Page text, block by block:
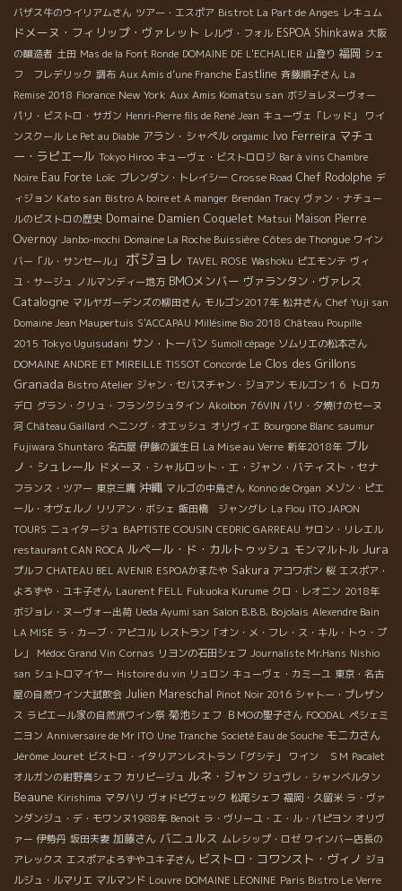
バザス牛のウイリアムさん ツアー・エスポア Bistrot La Part de Anges レキュム
ドメーヌ・フィリップ・ヴァレット レルヴ・フォル ESPOA Shinkawa 大阪
の醸造者 土田 Mas de la Font Ronde DOMAINE DE L'ECHALIER 山登り 福岡 シェ
フ フレデリック 調布 Aux Amis d’une Franche Eastline 斉藤順子さん La
Remise 2018 Florance New York Aux Amis Komatsu san ボジョレヌーヴォー
パリ・ビストロ・サガン Henri-Pierre fils de René Jean キューヴェ「レッド」
ワイ
ンスクール Le Pet au Diable アラン・シャペル orgamic Ivo Ferreira マチュ
ー・ラピエール Tokyo Hiroo キューヴェ・ビストロロジ Bar à vins Chambre
Noire Eau Forte Loïc ブレンダン・トレイシー Crosse Road Chef Rodolphe デ
ィジョン Kato san Bistro A boire et A manger Brendan Tracy ヴァン・ナチュー
ルのビストロの歴史 Domaine Damien Coquelet Matsui Maison Pierre
Overnoy Janbo-mochi Domaine La Roche Buissière Côtes de Thongue ワイン
バー「ル・サンセール」
ボジョレ TAVEL ROSE Washoku ピエモンテ ヴィ
ユ・サージュ ノルマンディー地方 BMOメンバー ヴァランタン・ヴァレス
Catalogne マルヤガーデンズの柳田さん モルゴン2017年 松井さん Chef Yuji san
Domaine Jean Maupertuis S'ACCAPAU Millésime Bio 2018 Château Poupille
2015 Tokyo Uguisudani サン・トーバン Sumoll cépage ソムリエの松本さん
DOMAINE ANDRE ET MIREILLE TISSOT Concorde Le Clos des Grillons
Granada Bistro Atelier ジャン・セバスチャン・ジョアン モルゴン１６ トロカ
デロ グラン・クリュ・フランクシュタイン Akoibon 76VIN パリ・夕焼けのセーヌ
河 Château Gaillard へニング・オエッシュ オリヴィエ Bourgone Blanc saumur
Fujiwara Shuntaro 名古屋 伊藤の誕生日 La Mise au Verre 新年2018年 ブル
ノ・シュレール ドメーヌ・シャルロット・エ・ジャン・バティスト・セナ
フランス・ツアー 東京三鷹 沖縄 マルゴの中島さん Konno de Organ メゾン・ピエ
ール・オヴェルノ リリアン・ボシェ 飯田橋 ジャングレ La Flou ITO JAPON
TOURS ニュイタージュ BAPTISTE COUSIN CEDRIC GARREAU サロン・リレエル
restaurant CAN ROCA ルペール・ド・カルトゥッシュ モンマルトル Jura
プルフ CHATEAU BEL AVENIR ESPOAかまたや Sakura アコワボン 桜 エスポア・
よろずや・ユキ子さん Laurent FELL Fukuoka Kurume クロ・レオニン 2018年
ボジョレ・ヌーヴォー出荷 Ueda Ayumi san Salon B.B.B. Bojolais Alexendre Bain
LA MISE ラ・カーブ・アピコル レストラン「オン・メ・フレ・ス・キル・トゥ・プ
レ」
Médoc Grand Vin Cornas リヨンの石田シェフ Journaliste Mr.Hans Nishio
san シュトロマイヤー Histoire du vin リュロン キューヴェ・カミーユ 東京・名古
屋の自然ワイン大試飲会 Julien Mareschal Pinot Noir 2016 シャトー・プレザン
ス ラピエール家の自然派ワイン祭 菊池シェフ ＢＭОの聖子さん FOODAL ペシェミ
ニヨン Anniversaire de Mr ITO Une Tranche Societé Eau de Souche モニカさん
Jérôme Jouret ビストロ・イタリアンレストラン「グシテ」 ワイン ＳＭ Pacalet
オルガンの紺野真シェフ カリピージュ ルネ・ジャン ジュヴレ・シャンべルタン
Beaune Kirishima マタハリ ヴォドピヴェック 松尾シェフ 福岡・久留米 ラ・ヴァ
ンダンジュ・デ・モワンヌ1988年 Benoit ラ・ヴリーユ・エ・ル・パピヨン オリヴ
ァー 伊勢丹 坂田夫妻 加藤さん バニュルス ムレシップ・ロゼ ワインバー店長の
アレックス エスポアよろずやユキ子さん ビストロ・コワンスト・ヴィノ ジョ
ルジュ・ルマリエ マルマンド Louvre DOMAINE LEONINE Paris Bistro Le Verre